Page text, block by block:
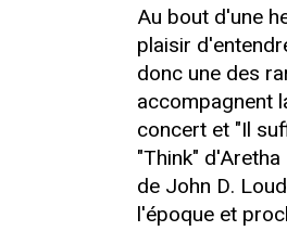
Au bout d'une
plaisir
donc une des
accompagnent
concert et "Il
"Think"
de John D.
l'époque et